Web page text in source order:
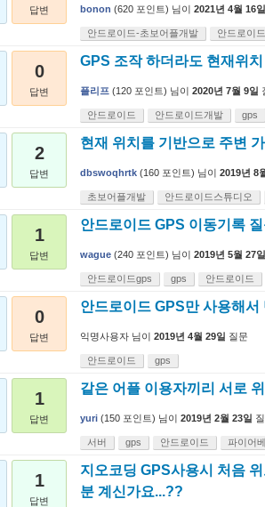
답변 bonon (620 포인트) 님이 2021년 4월 16일
안드로이드-초보어플개발 안드로이드
0
답변
GPS 조작 하더라도 현재위
플리프 (120 포인트) 님이 2020년 7월 9일
안드로이드 안드로이드개발 gps
2
답변
현재 위치를 기반으로 주변
dbswoqhrtk (160 포인트) 님이 2019년 8
초보어플개발 안드로이드스튜디오
1
답변
안드로이드 GPS 이동기록
wague (240 포인트) 님이 2019년 5월 27일
안드로이드gps gps 안드로이드
0
답변
안드로이드 GPS만 사용해서
익명사용자 님이 2019년 4월 29일 질문
안드로이드 gps
1
답변
같은 어플 이용자끼리 서로
yuri (150 포인트) 님이 2019년 2월 23일
서버 gps 안드로이드 파이어
1
답변
지오코딩 GPS사용시 처음
분 계신가요...??